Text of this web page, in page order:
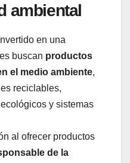
ambiental
en una
buscan productos
el medio ambiente,
reciclables,
y sistemas
al ofrecer productos
de la